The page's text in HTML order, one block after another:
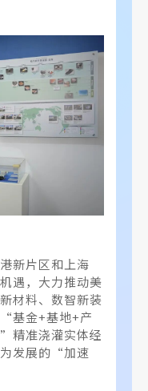
新片区和上海
遇，大力推动美
材料、数智新装
基金+基地+产
精准浇灌实体经
发展的“加速